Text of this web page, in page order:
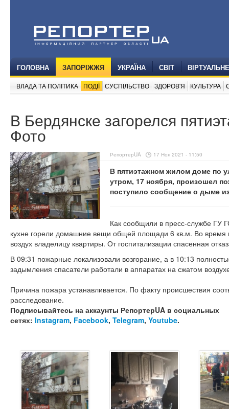
ГОЛОВНА ЗАПОРІЖЖЯ УКРАЇНА СВІТ
ВЛАДА ТА ПОЛІТИКА ПОДІЇ СУСПІЛЬСТВО ЗДОРОВ'Я КУЛЬТУРА
В Бердянске загорелся
Фото
РепортерUA 17 Ноя 2021 - 11:50
В пятиэтажном жилом доме по
утром, 17 ноября, произошел
поступило сообщение о дыме
Как сообщили в пресс-службе ГУ
кухне горели домашние вещи общей площади 6 кв.м. Во
воздух владелицу квартиры. От госпитализации спасенная
В 09:31 пожарные локализовали возгорание, а в 10:13
задымления спасатели работали в аппаратах на сжатом
Причина пожара устанавливается. По факту происшествия
расследование.
Подписывайтесь на аккаунты РепортерUA в социальных
сетях: Instagram, Facebook, Telegram, Youtube.